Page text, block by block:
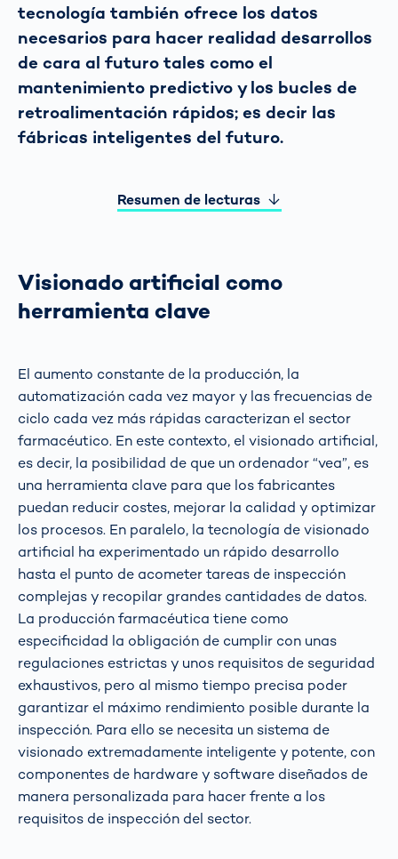
tecnología también ofrece los datos
necesarios para hacer realidad desarrollos
de cara al futuro tales como el
mantenimiento predictivo y los bucles de
retroalimentación rápidos; es decir las
fábricas inteligentes del futuro.
Resumen de lecturas
Visionado artificial como
herramienta clave
El aumento constante de la producción, la
automatización cada vez mayor y las frecuencias de
ciclo cada vez más rápidas caracterizan el sector
farmacéutico. En este contexto, el visionado artificial,
es decir, la posibilidad de que un ordenador “vea”, es
una herramienta clave para que los fabricantes
puedan reducir costes, mejorar la calidad y optimizar
los procesos. En paralelo, la tecnología de visionado
artificial ha experimentado un rápido desarrollo
hasta el punto de acometer tareas de inspección
complejas y recopilar grandes cantidades de datos.
La producción farmacéutica tiene como
especificidad la obligación de cumplir con unas
regulaciones estrictas y unos requisitos de seguridad
exhaustivos, pero al mismo tiempo precisa poder
garantizar el máximo rendimiento posible durante la
inspección. Para ello se necesita un sistema de
visionado extremadamente inteligente y potente, con
componentes de hardware y software diseñados de
manera personalizada para hacer frente a los
requisitos de inspección del sector.